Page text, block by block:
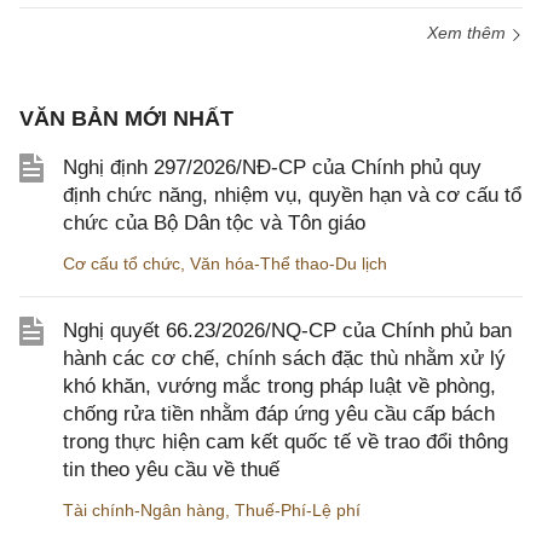
Xem thêm
VĂN BẢN MỚI NHẤT
Nghị định 297/2026/NĐ-CP của Chính phủ quy
định chức năng, nhiệm vụ, quyền hạn và cơ cấu tổ
chức của Bộ Dân tộc và Tôn giáo
Cơ cấu tổ chức, Văn hóa-Thể thao-Du lịch
Nghị quyết 66.23/2026/NQ-CP của Chính phủ ban
hành các cơ chế, chính sách đặc thù nhằm xử lý
khó khăn, vướng mắc trong pháp luật về phòng,
chống rửa tiền nhằm đáp ứng yêu cầu cấp bách
trong thực hiện cam kết quốc tế về trao đổi thông
tin theo yêu cầu về thuế
Tài chính-Ngân hàng, Thuế-Phí-Lệ phí